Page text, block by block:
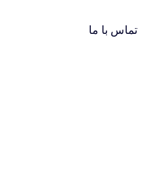
تماس با ما